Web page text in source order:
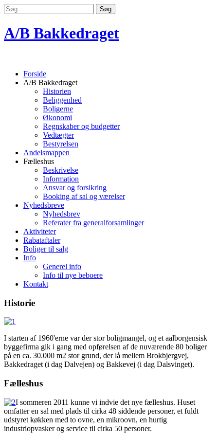
Søg
efter:
A/B Bakkedraget
Main
menu
Skip
Forside
A/B Bakkedraget
Historien
Beliggenhed
Boligerne
Økonomi
Regnskaber og budgetter
Vedtægter
Bestyrelsen
Andelsmappen
Fælleshus
Beskrivelse
Information
Ansvar og forsikring
Booking af sal og værelser
Nyhedsbreve
Nyhedsbrev
Referater fra generalforsamlinger
Aktiviteter
Rabataftaler
Boliger til salg
Info
Generel info
Info til nye beboere
Kontakt
Historie
I starten af 1960'erne var der stor boligmangel, og et aalborgensisk
byggefirma gik i gang med opførelsen af de nuværende 80 boliger
på en ca. 30.000 m2 stor grund, der lå mellem Brokbjergvej,
Bakkedraget (i dag Dalvejen) og Bakkevej (i dag Dalsvinget).
Fælleshus
I sommeren 2011 kunne vi indvie det nye fælleshus. Huset
omfatter en sal med plads til cirka 48 siddende personer, et fuldt
udstyret køkken med to ovne, en mikroovn, en hurtig
industriopvasker og service til cirka 50 personer.